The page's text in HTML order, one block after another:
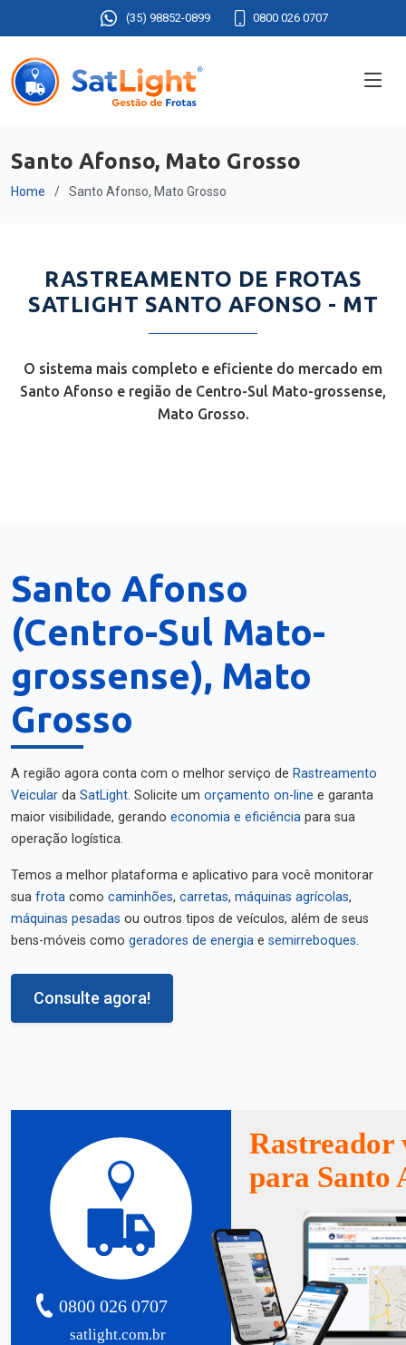
(35) 98852-0899 0800 026 0707
Santo Afonso, Mato Grosso
Home Santo Afonso, Mato Grosso
RASTREAMENTO DE FROTAS
SATLIGHT SANTO AFONSO - MT
O sistema mais completo e eficiente do mercado em
Santo Afonso e região de Centro-Sul Mato-grossense,
Mato Grosso.
Santo Afonso
(Centro-Sul Mato-
grossense), Mato
Grosso
A região agora conta com o melhor serviço de Rastreamento
Veicular da SatLight. Solicite um orçamento on-line e garanta
maior visibilidade, gerando economia e eficiência para sua
operação logística.
Temos a melhor plataforma e aplicativo para você monitorar
sua frota como caminhões, carretas, máquinas agrícolas,
máquinas pesadas ou outros tipos de veículos, além de seus
bens-móveis como geradores de energia e semirreboques.
Consulte agora!
satlight.com.br
0800 026 0707
Rastreador
para Santo